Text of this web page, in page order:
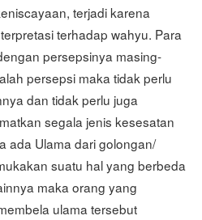
terjadi karena
terhadap wahyu. Para
persepsinya masing-
persepsi maka tidak perlu
dan tidak perlu juga
segala jenis kesesatan
ada Ulama dari golongan/
suatu hal yang berbeda
maka orang yang
ulama tersebut